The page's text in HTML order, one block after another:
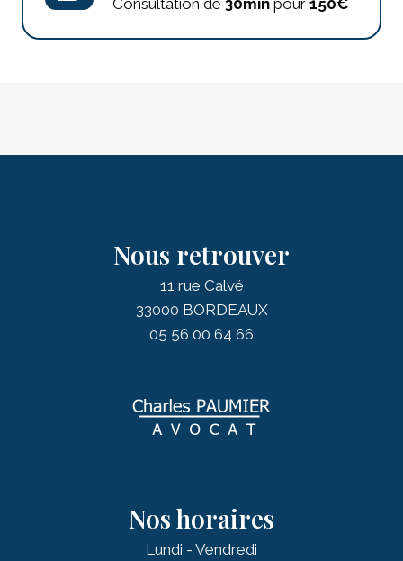
Consultation de 30min pour 150€
Nous retrouver
11 rue Calvé
33000 BORDEAUX
05 56 00 64 66
Nos horaires
Lundi - Vendredi